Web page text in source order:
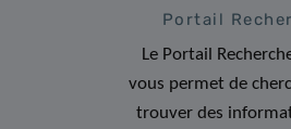
Portail
Le Portail
vous permet de
trouver des